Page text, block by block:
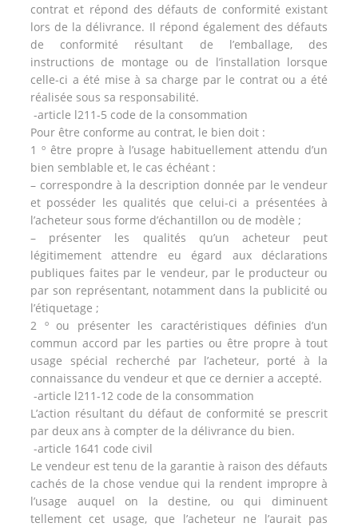
contrat et répond des défauts de conformité existant
lors de la délivrance. Il répond également des défauts
de conformité résultant de l’emballage, des
instructions de montage ou de l’installation lorsque
celle-ci a été mise à sa charge par le contrat ou a été
réalisée sous sa responsabilité.
-article l211-5 code de la consommation
Pour être conforme au contrat, le bien doit :
1 º être propre à l’usage habituellement attendu d’un
bien semblable et, le cas échéant :
– correspondre à la description donnée par le vendeur
et posséder les qualités que celui-ci a présentées à
l’acheteur sous forme d’échantillon ou de modèle ;
– présenter les qualités qu’un acheteur peut
légitimement attendre eu égard aux déclarations
publiques faites par le vendeur, par le producteur ou
par son représentant, notamment dans la publicité ou
l’étiquetage ;
2 º ou présenter les caractéristiques définies d’un
commun accord par les parties ou être propre à tout
usage spécial recherché par l’acheteur, porté à la
connaissance du vendeur et que ce dernier a accepté.
-article l211-12 code de la consommation
L’action résultant du défaut de conformité se prescrit
par deux ans à compter de la délivrance du bien.
-article 1641 code civil
Le vendeur est tenu de la garantie à raison des défauts
cachés de la chose vendue qui la rendent impropre à
l’usage auquel on la destine, ou qui diminuent
tellement cet usage, que l’acheteur ne l’aurait pas